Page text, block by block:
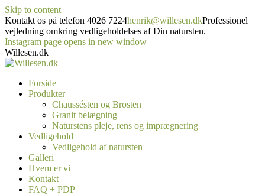
Skip to content
Kontakt os på telefon 4026 7224henrik@willesen.dkProfessionel
vejledning omkring vedligeholdelses af Din natursten.
Instagram page opens in new window
Willesen.dk
Forside
Produkter
Chaussésten og Brosten
Granit belægning
Naturstens pleje, rens og imprægnering
Vedligehold
Vedligehold af natursten
Galleri
Hvem er vi
Kontakt
FAQ + PDP